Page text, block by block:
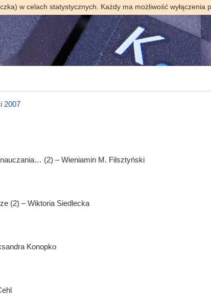
w celach statystycznych. Każdy ma możliwość
2007
(2) – Wieniamin M. Filsztyński
(2) – Wiktoria Siedlecka
Konopko